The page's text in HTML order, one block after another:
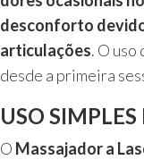
desconforto
articulações. O
desde a primeira
USO
O Massajador a